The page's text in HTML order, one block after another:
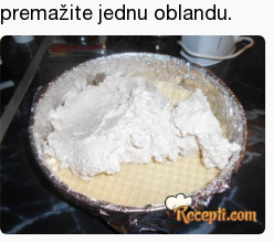
premažite jednu oblandu.